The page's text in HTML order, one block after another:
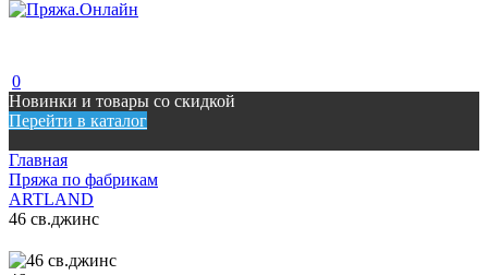
0
Новинки и товары со скидкой
Перейти в каталог
Главная
Пряжа по фабрикам
ARTLAND
46 св.джинс